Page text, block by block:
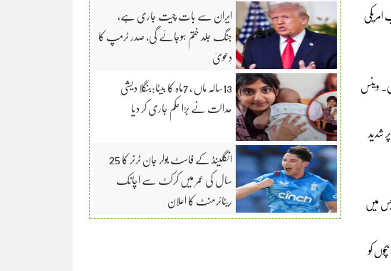
وینس
شدید
میں
کو
ایران سے بات چیت جاری ہے،
جنگ جلد ختم ہوجائے گی، صدر ٹرمپ کا
دعویٰ
13سالہ ماں ، 7ماہ کا بیٹا:بنگلا دیشی
عدالت نے بڑا حکم جاری کر دیا
انگلینڈ کے فاسٹ بولر جان ٹرنر کا 25
سال کی عمر میں کرکٹ سے اچانک
ریٹائرمنٹ کا اعلان